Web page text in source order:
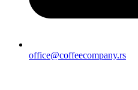
office@coffeecompany.rs